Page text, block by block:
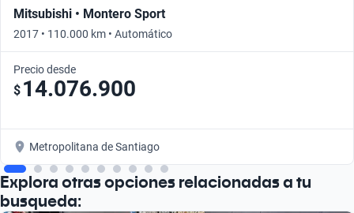
Mitsubishi • Montero Sport
2017 • 110.000 km • Automático
Precio desde
$ 14.076.900
Metropolitana de Santiago
Explora otras opciones relacionadas a tu
busqueda: